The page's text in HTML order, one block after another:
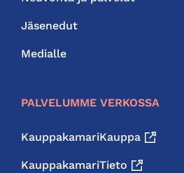
Jäsenedut
Medialle
PALVELUMME VERKOSSA
KauppakamariKauppa
KauppakamariTieto